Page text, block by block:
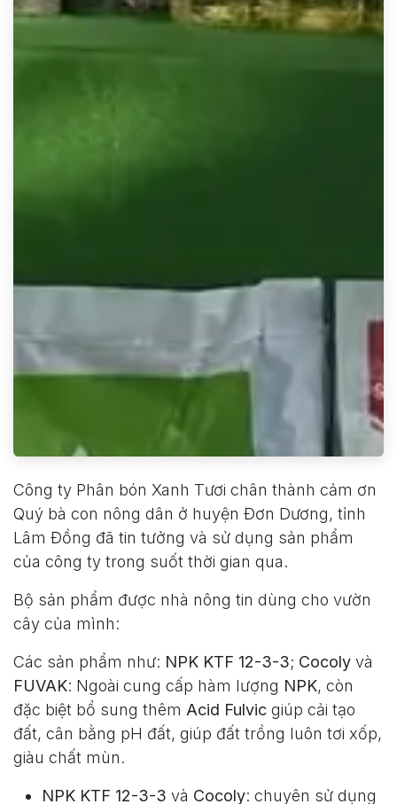
Công ty Phân bón Xanh Tươi chân thành cảm ơn
Quý bà con nông dân ở huyện Đơn Dương, tỉnh
Lâm Đồng đã tin tưởng và sử dụng sản phẩm
của công ty trong suốt thời gian qua.
Bộ sản phẩm được nhà nông tin dùng cho vườn
cây của mình:
Các sản phẩm như: NPK KTF 12-3-3; Cocoly​ và
FUVAK: Ngoài cung cấp hàm lượng NPK, còn
đặc biệt bổ sung thêm Acid Fulvic giúp cải tạo
đất, cân bằng pH đất, giúp đất trồng luôn tơi xốp,
giàu chất mùn.
NPK KTF 12-3-3 và Cocoly: chuyên sử dụng